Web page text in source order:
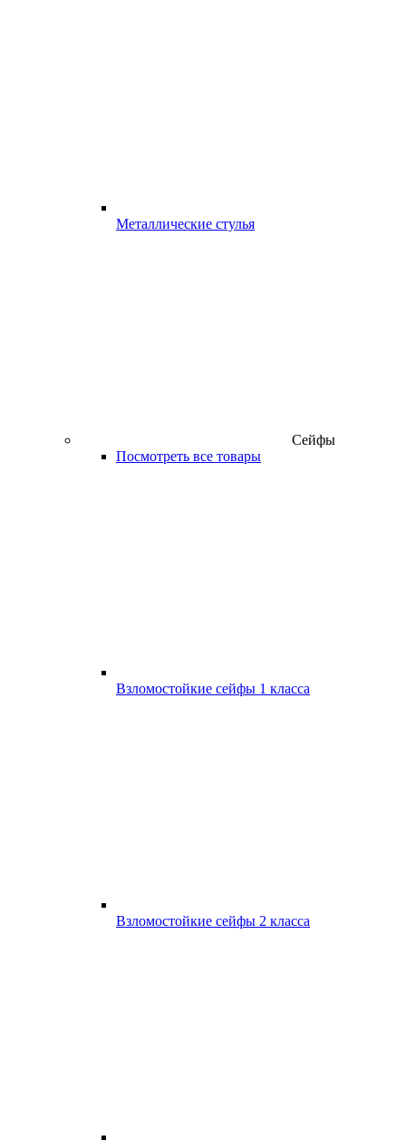
Металлические стулья
Сейфы
Посмотреть все товары
Взломостойкие сейфы 1 класса
Взломостойкие сейфы 2 класса